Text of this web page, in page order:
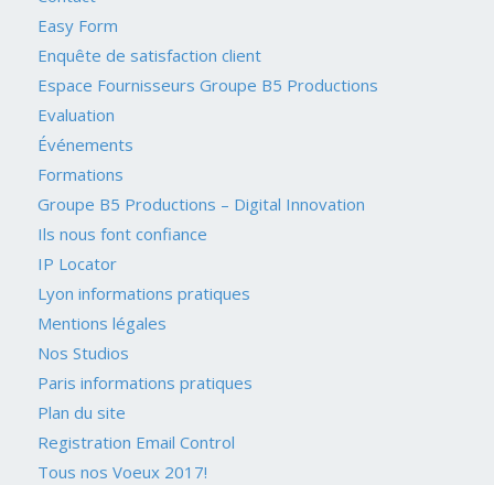
Easy Form
Enquête de satisfaction client
Espace Fournisseurs Groupe B5 Productions
Evaluation
Événements
Formations
Groupe B5 Productions – Digital Innovation
Ils nous font confiance
IP Locator
Lyon informations pratiques
Mentions légales
Nos Studios
Paris informations pratiques
Plan du site
Registration Email Control
Tous nos Voeux 2017!